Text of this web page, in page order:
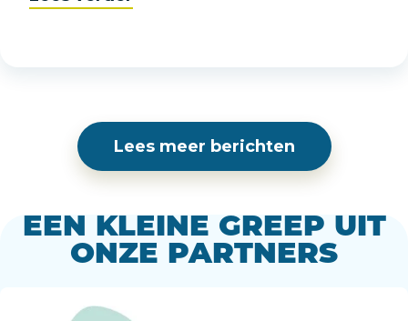
Lees meer berichten
EEN KLEINE GREEP UIT
ONZE PARTNERS